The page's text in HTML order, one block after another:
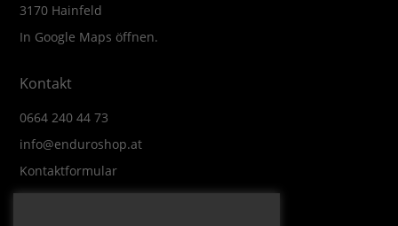
3170 Hainfeld
In Google Maps öffnen.
Kontakt
0664 240 44 73
info@enduroshop.at
Kontaktformular